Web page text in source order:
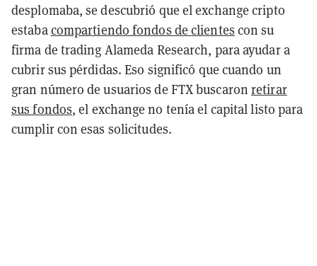
desplomaba, se descubrió que el exchange cripto
estabacompartiendo fondos de clientes con su
firma de trading Alameda Research, para ayudar a
cubrir sus pérdidas. Eso significó que cuando un
gran número de usuarios de FTX buscaronretirar
sus fondos, el exchange no tenía el capital listo para
cumplir con esas solicitudes.